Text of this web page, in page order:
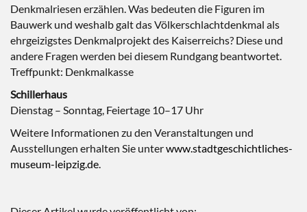
Denkmalriesen erzählen. Was bedeuten die Figuren im
Bauwerk und weshalb galt das Völkerschlachtdenkmal als
ehrgeizigstes Denkmalprojekt des Kaiserreichs? Diese und
andere Fragen werden bei diesem Rundgang beantwortet.
Treffpunkt: Denkmalkasse
Schillerhaus
Dienstag – Sonntag, Feiertage 10–17 Uhr
Weitere Informationen zu den Veranstaltungen und
Ausstellungen erhalten Sie unterwww.stadtgeschichtliches-
museum-leipzig.de.